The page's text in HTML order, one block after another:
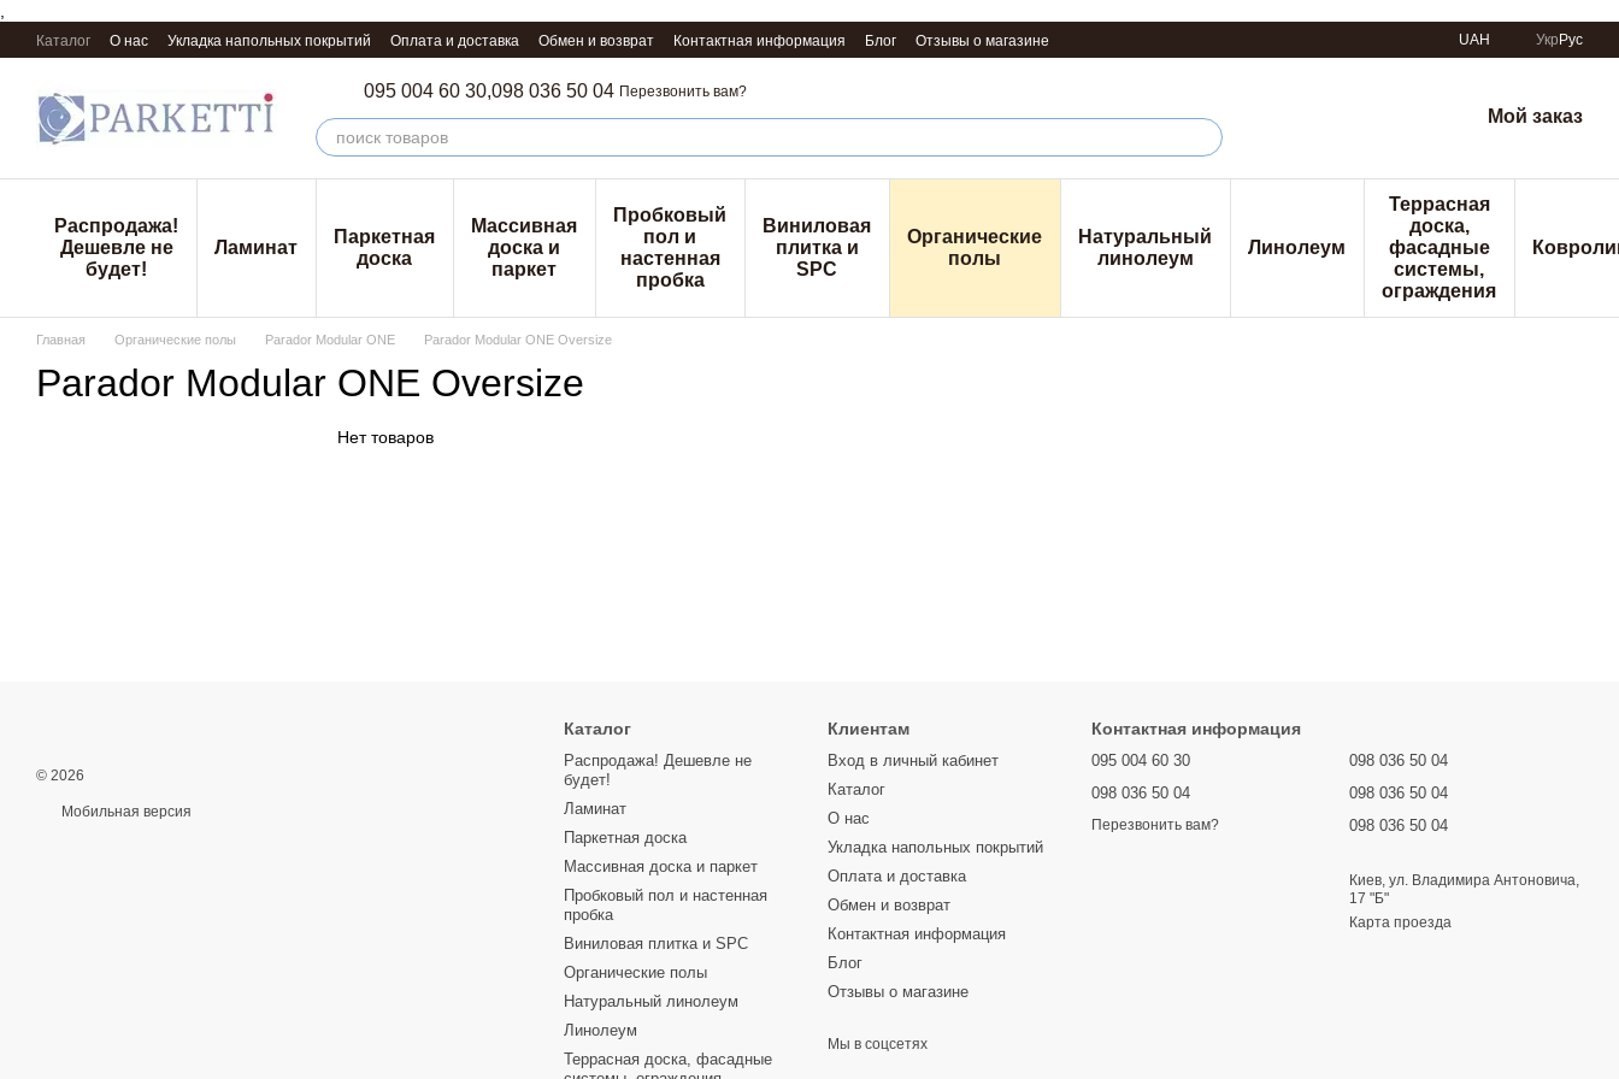
Перейти к основному контенту
Каталог О нас Укладка напольных покрытий Оплата и доставка Обмен и возврат Контактная информация Блог Отзывы о магазине UAH Укр Рус
095 004 60 30,098 036 50 04 Перезвонить вам?
Мой заказ
Распродажа!
Дешевле не
будет!
Ламинат
Паркетная
доска
Массивная
доска и
паркет
Пробковый
пол и
настенная
пробка
Виниловая
плитка и
SPC
Органические
полы
Натуральный
линолеум
Линолеум
Террасная
доска,
фасадные
системы,
ограждения
Главная Органические полы Parador Modular ONE Parador Modular ONE Oversize
Parador Modular ONE Oversize
Нет товаров
© 2026
Мобильная версия
Каталог
Распродажа! Дешевле не
будет!
Ламинат
Паркетная доска
Массивная доска и паркет
Пробковый пол и настенная
пробка
Виниловая плитка и SPC
Органические полы
Натуральный линолеум
Линолеум
Террасная доска, фасадные
Клиентам
Вход в личный кабинет
Каталог
О нас
Укладка напольных покрытий
Оплата и доставка
Обмен и возврат
Контактная информация
Блог
Отзывы о магазине
Мы в соцсетях
Контактная информация
095 004 60 30
098 036 50 04
Перезвонить вам?
098 036 50 04
098 036 50 04
098 036 50 04
Киев, ул. Владимира Антоновича,
17 "Б"
Карта проезда